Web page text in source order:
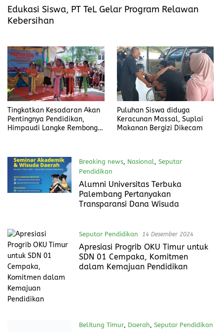
Edukasi Siswa, PT TeL Gelar Program Relawan
Kebersihan
Tingkatkan Kesadaran Akan
Pentingnya Pendidikan,
Himpaudi Langke Rembong
Puluhan Siswa diduga
Keracunan Massal, Suplai
Makanan Bergizi Dikecam
Breaking news, Nasional, Seputar
Pendidikan
4 Februari 2025
Alumni Universitas Terbuka
Palembang Pertanyakan
Transparansi Dana Wisuda
Seputar Pendidikan 14 Desember 2024
Apresiasi Progrib OKU Timur untuk
SDN 01 Cempaka, Komitmen
dalam Kemajuan Pendidikan
Belitung Timur, Daerah, Seputar Pendidikan